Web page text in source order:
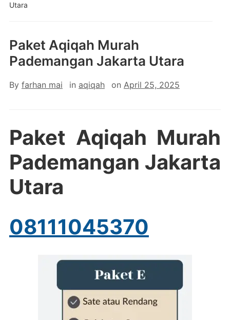
Utara
Paket Aqiqah Murah
Pademangan Jakarta Utara
By farhan mai in aqiqah on April 25, 2025
Paket Aqiqah Murah
Pademangan Jakarta
Utara
08111045370